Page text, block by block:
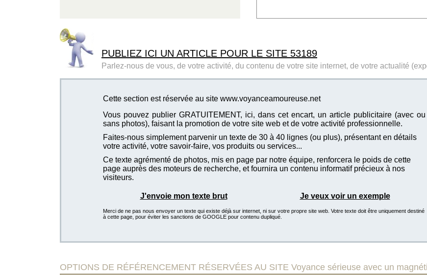
PUBLIEZ ICI UN ARTICLE POUR LE SITE 53189
Parlez-nous de vous, de votre activité, du contenu de votre site internet, de votre actualité
Cette section est réservée au site www.voyanceamoureuse.net
Vous pouvez publier GRATUITEMENT, ici, dans cet encart, un article publicitaire (avec ou
sans photos), faisant la promotion de votre site web et de votre activité professionnelle.
Faites-nous simplement parvenir un texte de 30 à 40 lignes (ou plus), présentant en détails
votre activité, votre savoir-faire, vos produits ou services...
Ce texte agrémenté de photos, mis en page par notre équipe, renforcera le poids de cette
page auprès des moteurs de recherche, et fournira un contenu informatif précieux à nos
visiteurs.
J'envoie mon texte brut Je veux voir un exemple
Merci de ne pas nous envoyer un texte qui existe déjà sur internet, ni sur votre propre site web. Votre texte doit être uniquement destiné
à cette page, pour éviter les sanctions de GOOGLE pour contenu dupliqué.
OPTIONS DE RÉFÉRENCEMENT RÉSERVÉES AU SITE Voyance sérieuse avec un